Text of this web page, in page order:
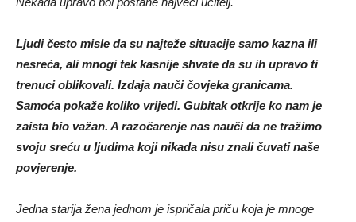
Ljudi često misle da su najteže situacije samo kazna ili
nesreća, ali mnogi tek kasnije shvate da su ih upravo ti
trenuci oblikovali. Izdaja nauči čovjeka granicama.
Samoća pokaže koliko vrijedi. Gubitak otkrije ko nam je
zaista bio važan. A razočarenje nas nauči da ne tražimo
svoju sreću u ljudima koji nikada nisu znali čuvati naše
povjerenje.
Jedna starija žena jednom je ispričala priču koja je mnoge